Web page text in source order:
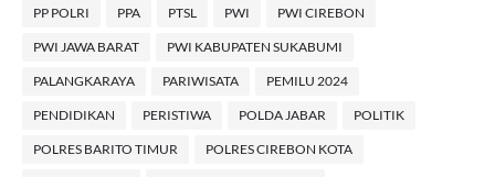
PP POLRI PPA PTSL PWI PWI CIREBON
PWI JAWA BARAT PWI KABUPATEN SUKABUMI
PALANGKARAYA PARIWISATA PEMILU 2024
PENDIDIKAN PERISTIWA POLDA JABAR POLITIK
POLRES BARITO TIMUR POLRES CIREBON KOTA